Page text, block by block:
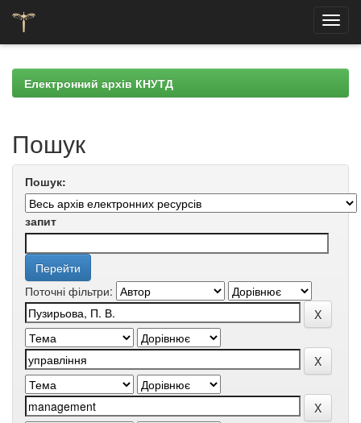
navigationЕлектронний архів КНУТД
Пошук
Пошук:
запит
Поточні фільтри: